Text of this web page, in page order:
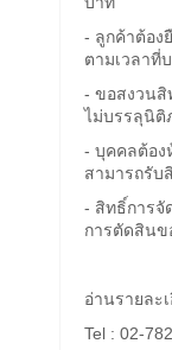
- ลูกค้าต้อง
ตามเวลาที่
- ขอสงวนสิ
ไม่บรรลุนิติ
- บุคคลต้อง
สามารถรับ
- สิทธิ์การจั
การตัดสินข
อ่านรายละ
Tel : 02-